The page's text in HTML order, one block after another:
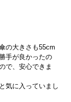
の大きさも55cm
手が良かったの
で、安心できま
気に入っていまし